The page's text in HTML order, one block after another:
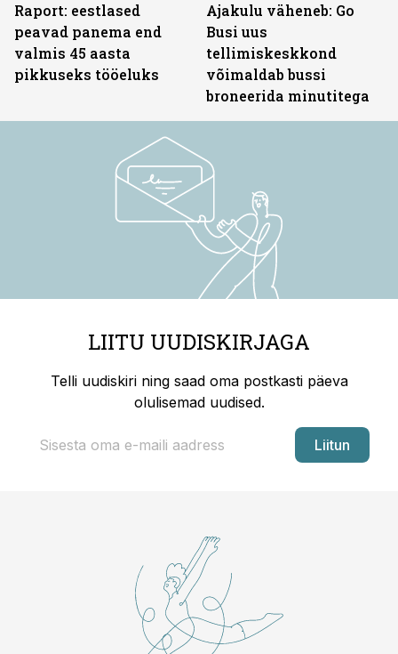
Raport: eestlased
peavad panema end
valmis 45 aasta
pikkuseks tööeluks
Ajakulu väheneb: Go
Busi uus
tellimiskeskkond
võimaldab bussi
broneerida minutitega
LIITU UUDISKIRJAGA
Telli uudiskiri ning saad oma postkasti päeva
olulisemad uudised.
Liitun